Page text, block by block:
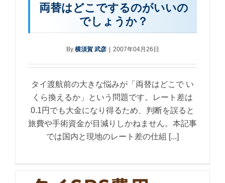
両替はどこでするのがいいの
でしょうか？
By 横須賀 武彦 | 2007年04月26日
タイ渡航前の大きな悩みが「両替はどこで い
くら換えるか」という問題です。レート差は
0.1円でも大金になり得るため、判断を誤ると
旅費や手術資金が目減りしかねません。本記事
では国内と現地のレート差の仕組 [...]